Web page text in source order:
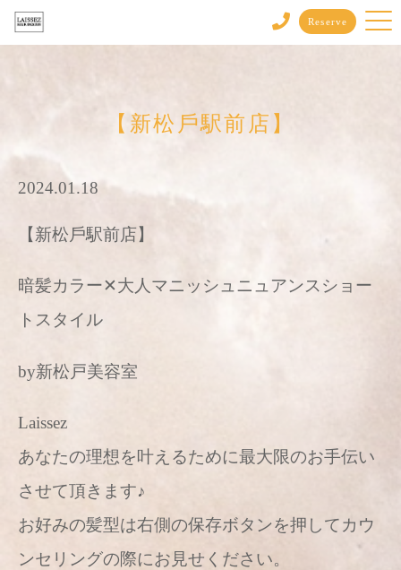
Reserve
【新松戶駅前店】
2024.01.18
【新松戶駅前店】
暗髪カラー✕大人マニッシュニュアンスショー
トスタイル
by新松戸美容室
Laissez
あなたの理想を叶えるために最大限のお手伝い
させて頂きます♪
お好みの髪型は右側の保存ボタンを押してカウ
ンセリングの際にお見せください。